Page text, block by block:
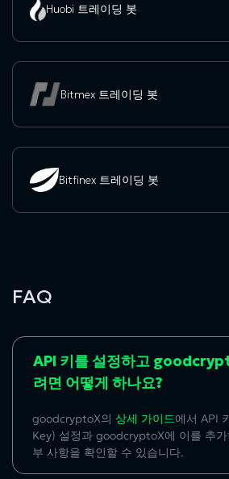
Huobi 트레이딩 봇
Bitmex 트레이딩 봇
Bitfinex 트레이딩 봇
FAQ
API 키를 설정하고
려면 어떻게 하나요?
goodcryptoX의 상세 가이드에서 API
Key) 설정과 goodcryptoX에 이를 추
부 사항을 확인할 수 있습니다.